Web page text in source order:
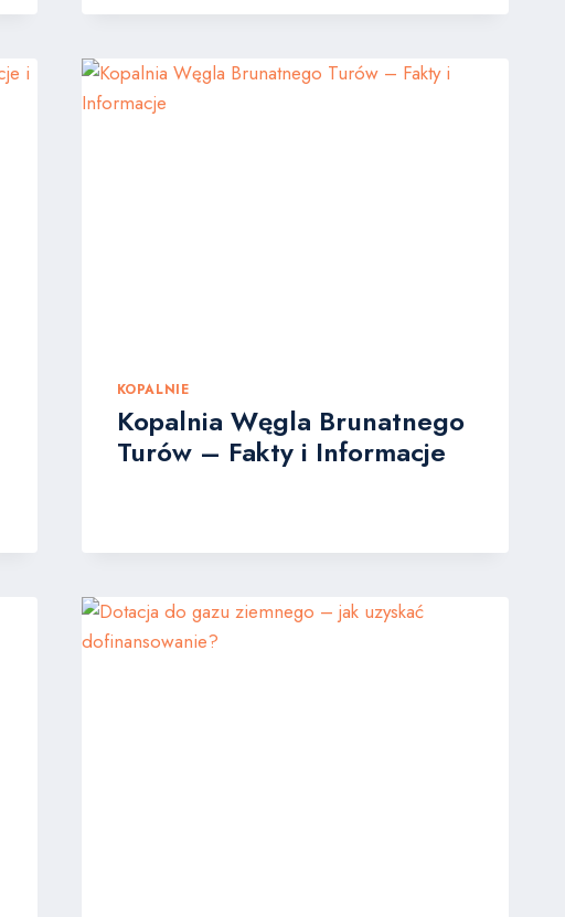
KOPALNIE
Kopalnia Węgla Brunatnego
Turów – Fakty i Informacje